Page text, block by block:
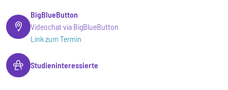
BigBlueButton
Videochat via BigBlueButton
Link zum Termin
Studieninteressierte